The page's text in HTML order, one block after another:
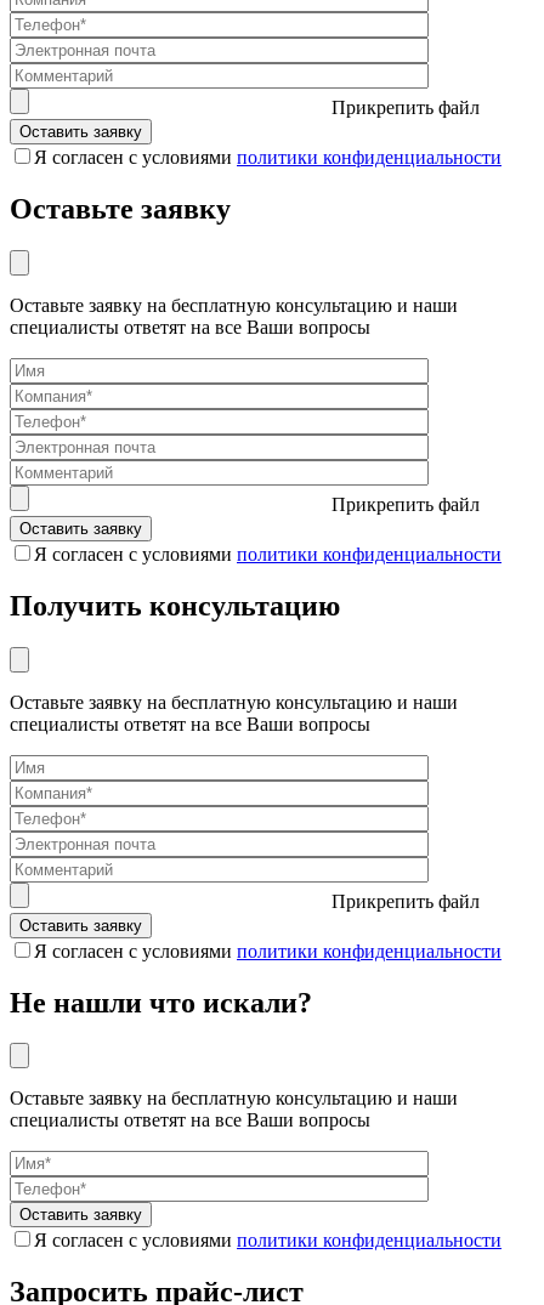
Прикрепить файл
Я согласен с условиями политики конфиденциальности
Оставьте заявку
Оставьте заявку на бесплатную консультацию и наши
специалисты ответят на все Ваши вопросы
Прикрепить файл
Я согласен с условиями политики конфиденциальности
Получить консультацию
Оставьте заявку на бесплатную консультацию и наши
специалисты ответят на все Ваши вопросы
Прикрепить файл
Я согласен с условиями политики конфиденциальности
Не нашли что искали?
Оставьте заявку на бесплатную консультацию и наши
специалисты ответят на все Ваши вопросы
Я согласен с условиями политики конфиденциальности
Запросить прайс-лист